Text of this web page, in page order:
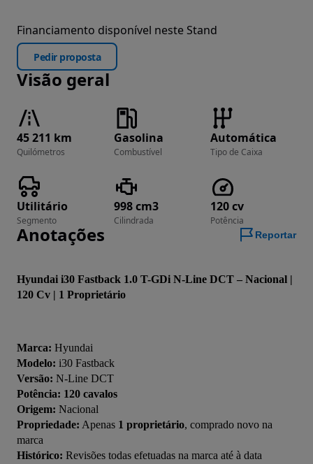
Financiamento disponível neste Stand
Pedir proposta
Visão geral
45 211 km
Quilómetros
Gasolina
Combustível
Automática
Tipo de Caixa
Utilitário
Segmento
998 cm3
Cilindrada
120 cv
Potência
Anotações Reportar
Hyundai i30 Fastback 1.0 T-GDi N-Line DCT – Nacional |
120 Cv | 1 Proprietário
Marca: Hyundai
Modelo: i30 Fastback
Versão: N-Line DCT
Potência: 120 cavalos
Origem: Nacional
Propriedade: Apenas 1 proprietário, comprado novo na
marca
Histórico: Revisões todas efetuadas na marca até à data